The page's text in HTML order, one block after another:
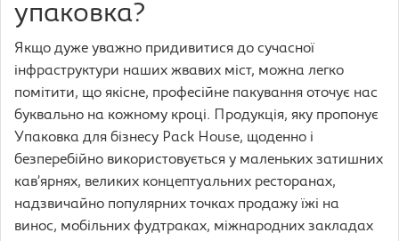
упаковка?
Якщо дуже уважно придивитися до сучасної
інфраструктури наших жвавих міст, можна легко
помітити, що якісне, професійне пакування оточує нас
буквально на кожному кроці. Продукція, яку пропонує
Упаковка для бізнесу Pack House, щоденно і
безперебійно використовується у маленьких затишних
кав’ярнях, великих концептуальних ресторанах,
надзвичайно популярних точках продажу їжі на
винос, мобільних фудтраках, міжнародних закладах